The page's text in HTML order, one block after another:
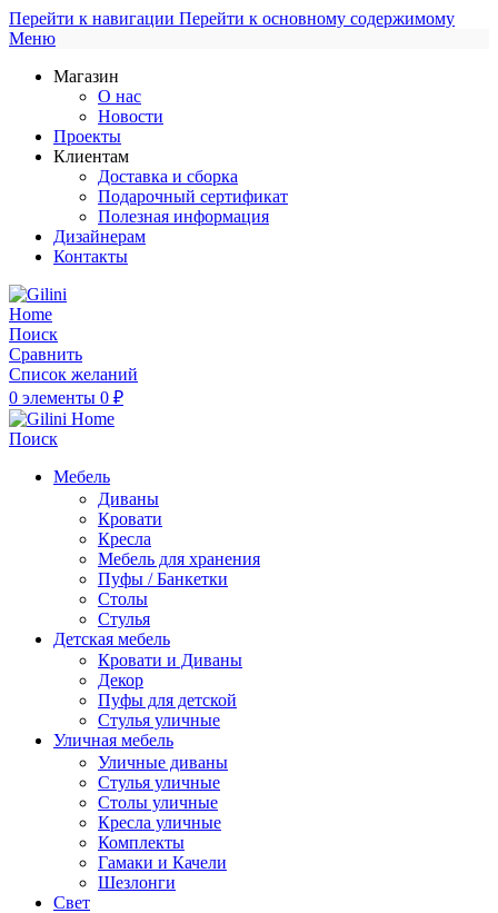
Перейти к навигации Перейти к основному содержимому
Меню
Магазин
О нас
Новости
Проекты
Клиентам
Доставка и сборка
Подарочный сертификат
Полезная информация
Дизайнерам
Контакты
Поиск
Сравнить
Список желаний
0 элементы 0 ₽
Поиск
Мебель
Диваны
Кровати
Кресла
Мебель для хранения
Пуфы / Банкетки
Столы
Стулья
Детская мебель
Кровати и Диваны
Декор
Пуфы для детской
Стулья уличные
Уличная мебель
Уличные диваны
Стулья уличные
Столы уличные
Кресла уличные
Комплекты
Гамаки и Качели
Шезлонги
Свет